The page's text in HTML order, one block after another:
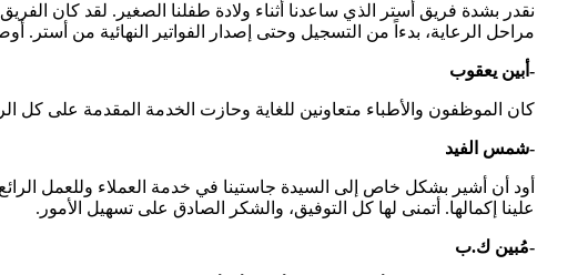
نقدر بشدة فريق أستر الذي ساعدنا أثناء ولادة طفلنا الصغير. لقد كان
مراحل الرعاية، بدءاً من التسجيل وحتى إصدار الفواتير النهائية من
-أبين يعقوب
كان الموظفون والأطباء متعاونين للغاية وحازت الخدمة المقدمة على كل
-شمس الفيد
أود أن أشير بشكل خاص إلى السيدة جاستينا في خدمة العملاء وللعمل الرائع
علينا إكمالها. أتمنى لها كل التوفيق، والشكر الصادق على تسهيل الأمور.
-مُبين ك.ب